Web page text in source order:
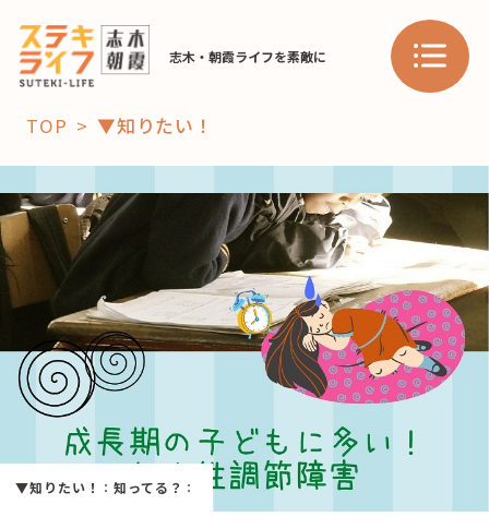
志木・朝霞ライフを素敵に
「コト」
暮らし
おすすめ
スポット 学び・教育
「場」
HAREL HAREL
活用事例
TOP ▼知りたい！
▼知りたい！ ：知ってる？ ：